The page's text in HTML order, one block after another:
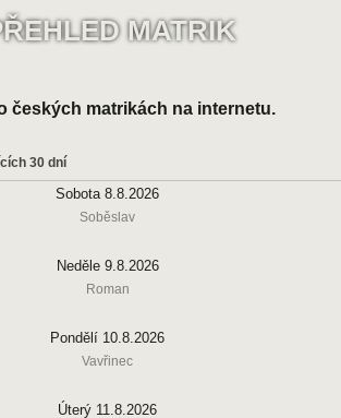
MATRIK
českých matrikách na internetu.
30 dní
Sobota 8.8.2026
Soběslav
Neděle 9.8.2026
Roman
Pondělí 10.8.2026
Vavřinec
Úterý 11.8.2026